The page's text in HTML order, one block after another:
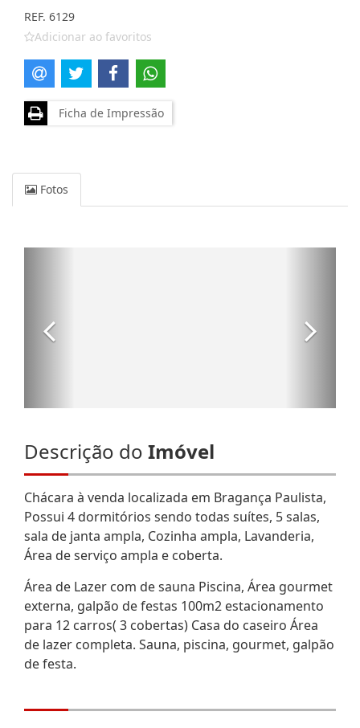
REF. 6129
Adicionar ao favoritos
Ficha de Impressão
Fotos
Descrição do Imóvel
Chácara à venda localizada em Bragança Paulista,
Possui 4 dormitórios sendo todas suítes, 5 salas,
sala de janta ampla, Cozinha ampla, Lavanderia,
Área de serviço ampla e coberta.
Área de Lazer com de sauna Piscina, Área gourmet
externa, galpão de festas 100m2 estacionamento
para 12 carros( 3 cobertas) Casa do caseiro Área
de lazer completa. Sauna, piscina, gourmet, galpão
de festa.